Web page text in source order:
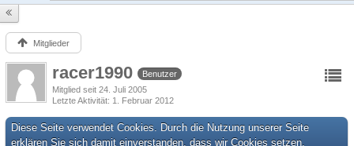
Mitglieder
racer1990
Benutzer
Mitglied seit 24. Juli 2005
Letzte Aktivität 1. Februar 2012
Diese Seite verwendet Cookies. Durch die Nutzung unserer Seite
erklären Sie sich damit einverstanden, dass wir Cookies setzen.